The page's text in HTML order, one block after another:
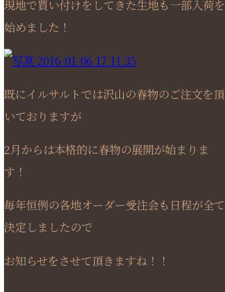
現地で買い付けをしてきた生地も一部入荷を
始めました！
既にイルサルトでは沢山の春物のご注文を頂
いておりますが
2月からは本格的に春物の展開が始まりま
す！
毎年恒例の各地オーダー受注会も日程が全て
決定しましたので
お知らせをさせて頂きますね！！